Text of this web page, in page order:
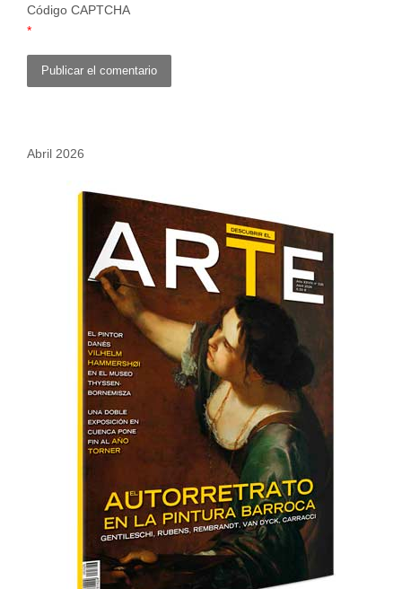
Código CAPTCHA
*
Abril 2026